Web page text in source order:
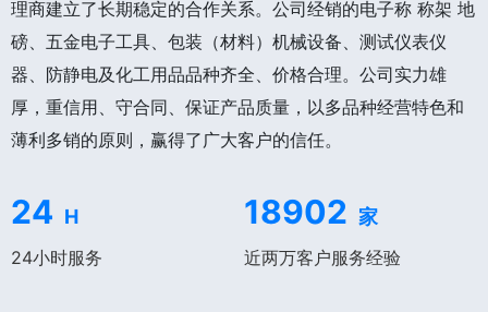
理商建立了长期稳定的合作关系。公司经销的电子称 称架 地
磅、五金电子工具、包装（材料）机械设备、测试仪表仪
器、防静电及化工用品品种齐全、价格合理。公司实力雄
厚，重信用、守合同、保证产品质量，以多品种经营特色和
薄利多销的原则，赢得了广大客户的信任。
24 H
24小时服务
18902 家
近两万客户服务经验